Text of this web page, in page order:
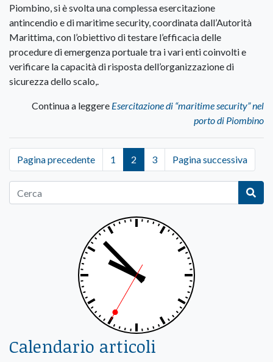
Piombino, si è svolta una complessa esercitazione
antincendio e di maritime security, coordinata dall’Autorità
Marittima, con l’obiettivo di testare l’efficacia delle
procedure di emergenza portuale tra i vari enti coinvolti e
verificare la capacità di risposta dell’organizzazione di
sicurezza dello scalo,.
Continua a leggere Esercitazione di “maritime security” nel
porto di Piombino
Pagina precedente 1 2 3 Pagina successiva
Calendario articoli